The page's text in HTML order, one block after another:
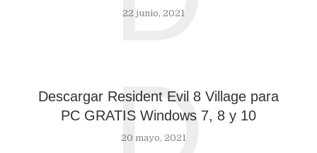
22 junio, 2021
Descargar Resident Evil 8 Village para
PC GRATIS Windows 7, 8 y 10
20 mayo, 2021